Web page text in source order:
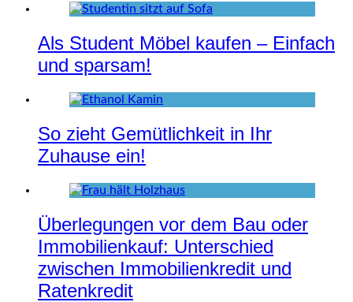
Als Student Möbel kaufen – Einfach
und sparsam!
So zieht Gemütlichkeit in Ihr
Zuhause ein!
Überlegungen vor dem Bau oder
Immobilienkauf: Unterschied
zwischen Immobilienkredit und
Ratenkredit